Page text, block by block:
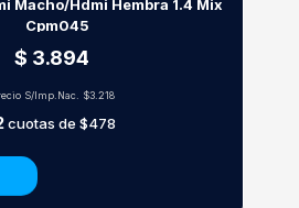
Macho/Hdmi Hembra 1.4 Mix
Cpm045
$ 3.894
S/Imp.Nac. $3.218
cuotas de $478